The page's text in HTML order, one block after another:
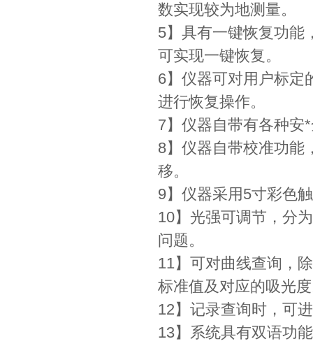
数实现较为地测量。
5】具有一键恢复功能
可实现一键恢复。
6】仪器可对用户标定
进行恢复操作。
7】仪器自带有各种
8】仪器自带校准功能
移。
9】仪器采用5寸彩色
10】光强可调节，分
问题。
11】可对曲线查询，
标准值及对应的吸光
12】记录查询时，可
13】系统具有双语功